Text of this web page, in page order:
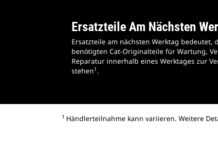
Ersatzteile Am Nächsten
Ersatzteile am nächsten Werktag bedeutet,
benötigten Cat-Originalteile für Wartung,
Reparatur innerhalb eines Werktages zur
stehen1 .
1 Händlerteilnahme kann variieren. Weitere